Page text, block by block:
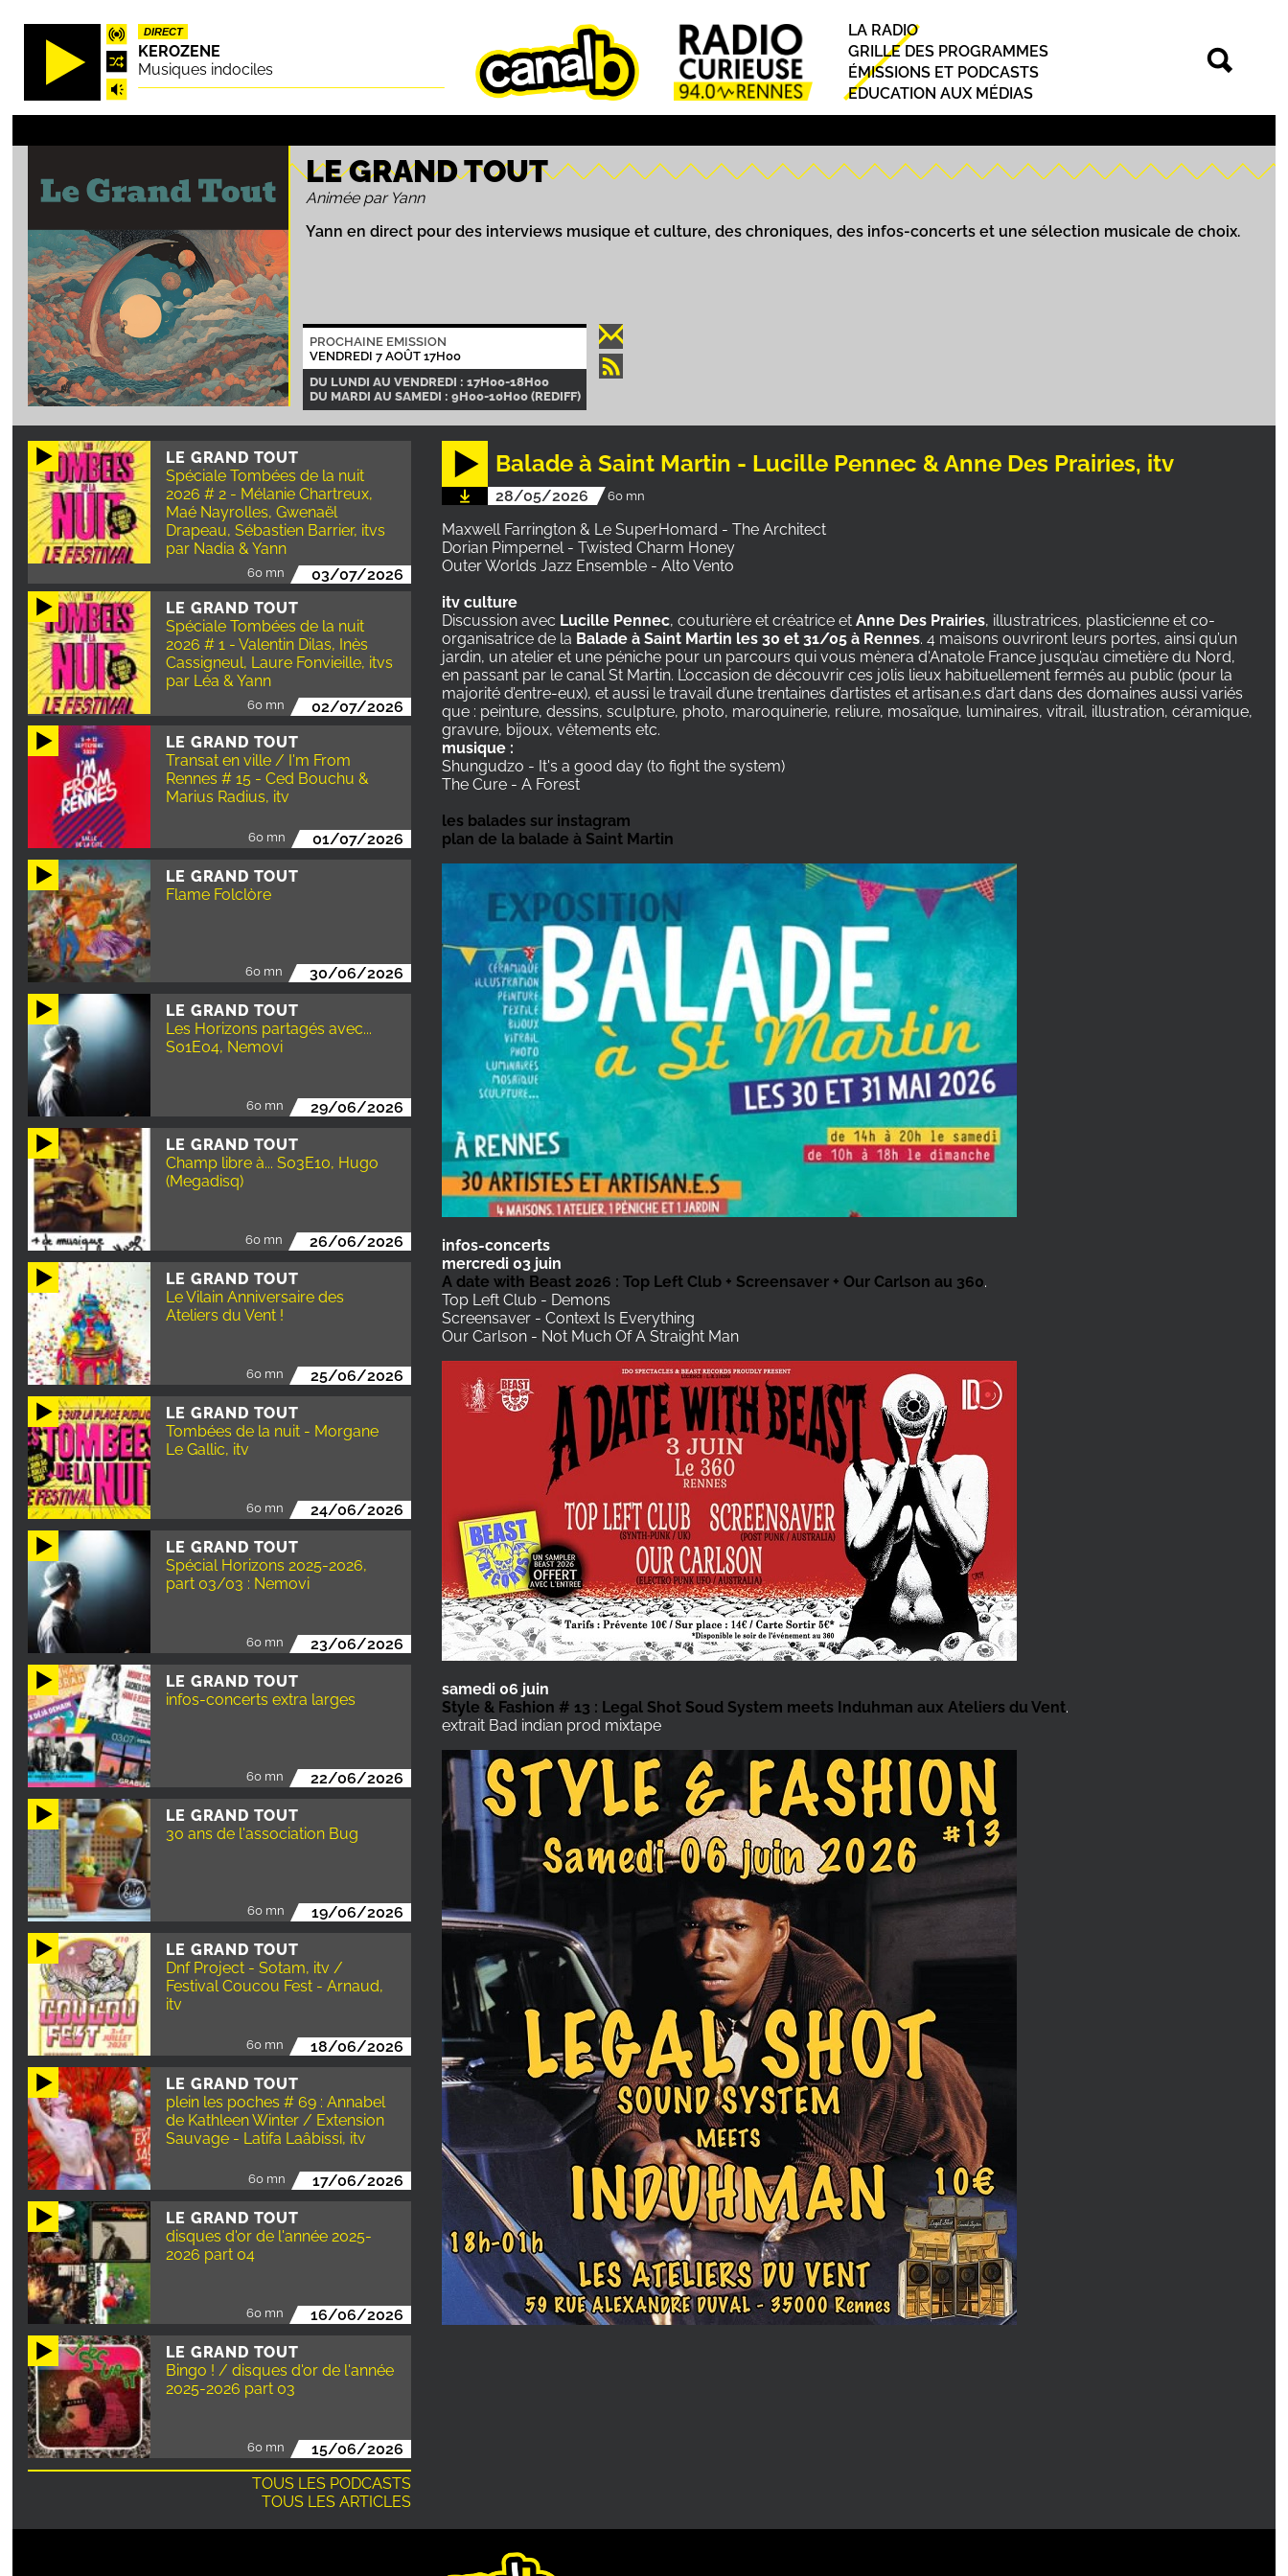
Aller
principal
DIRECT
KEROZENE
Musiques indociles
Principal
LA RADIO
GRILLE DES PROGRAMMES
ÉMISSIONS ET PODCASTS
EDUCATION AUX MÉDIAS
LE GRAND TOUT
Animée par Yann
Yann en direct pour des interviews musique et culture, des chroniques, des infos-concerts et une sélection musicale de choix.
PROCHAINE EMISSION
VENDREDI 7 AOÛT 17H00
DU LUNDI AU VENDREDI : 17H00-18H00
DU MARDI AU SAMEDI : 9H00-10H00 (REDIFF)
LE GRAND TOUT
Spéciale Tombées de la nuit
2026 # 2 - Mélanie Chartreux,
Maé Nayrolles, Gwenaël
Drapeau, Sébastien Barrier, itvs
par Nadia & Yann
60 mn
03/07/2026
LE GRAND TOUT
Spéciale Tombées de la nuit
2026 # 1 - Valentin Dilas, Inès
Cassigneul, Laure Fonvieille, itvs
par Léa & Yann
60 mn
02/07/2026
LE GRAND TOUT
Transat en ville / I'm From
Rennes # 15 - Ced Bouchu &
Marius Radius, itv
60 mn 01/07/2026
LE GRAND TOUT
Flame Folclòre
60 mn 30/06/2026
LE GRAND TOUT
Les Horizons partagés avec...
S01E04, Nemovi
60 mn 29/06/2026
LE GRAND TOUT
Champ libre à... S03E10, Hugo
(Megadisq)
60 mn 26/06/2026
LE GRAND TOUT
Le Vilain Anniversaire des
Ateliers du Vent !
60 mn 25/06/2026
LE GRAND TOUT
Tombées de la nuit - Morgane
Le Gallic, itv
60 mn 24/06/2026
LE GRAND TOUT
Spécial Horizons 2025-2026,
part 03/03 : Nemovi
60 mn 23/06/2026
LE GRAND TOUT
infos-concerts extra larges
60 mn 22/06/2026
LE GRAND TOUT
30 ans de l'association Bug
60 mn 19/06/2026
LE GRAND TOUT
Dnf Project - Sotam, itv /
Festival Coucou Fest - Arnaud,
itv
60 mn 18/06/2026
LE GRAND TOUT
plein les poches # 69 : Annabel
de Kathleen Winter / Extension
Sauvage - Latifa Laâbissi, itv
60 mn 17/06/2026
LE GRAND TOUT
disques d'or de l'année 2025-
2026 part 04
60 mn 16/06/2026
LE GRAND TOUT
Bingo ! / disques d'or de l'année
2025-2026 part 03
60 mn
15/06/2026
TOUS LES PODCASTS
TOUS LES ARTICLES
Balade à Saint Martin - Lucille Pennec & Anne Des Prairies, itv
28/05/2026 60 mn
Maxwell Farrington & Le SuperHomard - The Architect
Dorian Pimpernel - Twisted Charm Honey
Outer Worlds Jazz Ensemble - Alto Vento
itv culture
Discussion avec Lucille Pennec, couturière et créatrice etAnne Des Prairies, illustratrices, plasticienne et co-
organisatrice de la Balade à Saint Martin les 30 et 31/05 à Rennes. 4 maisons ouvriront leurs portes, ainsi qu’un
jardin, un atelier et une péniche pour un parcours qui vous mènera d'Anatole France jusqu’au cimetière du Nord,
en passant par le canal St Martin. L’occasion de découvrir ces jolis lieux habituellement fermés au public (pour la
majorité d’entre-eux), et aussi le travail d’une trentaines d’artistes et artisan.e.s d’art dans des domaines aussi variés
que : peinture, dessins, sculpture, photo, maroquinerie, reliure, mosaïque, luminaires, vitrail, illustration, céramique,
gravure, bijoux, vêtements etc.
musique :
Shungudzo - It's a good day (to fight the system)
The Cure - A Forest
les balades sur instagram
plan de la balade à Saint Martin
infos-concerts
mercredi 03 juin
A date with Beast 2026 : Top Left Club + Screensaver + Our Carlson au 360.
Top Left Club - Demons
Screensaver - Context Is Everything
Our Carlson - Not Much Of A Straight Man
samedi 06 juin
Style & Fashion # 13 : Legal Shot Soud System meets Induhman aux Ateliers du Vent.
extrait Bad indian prod mixtape